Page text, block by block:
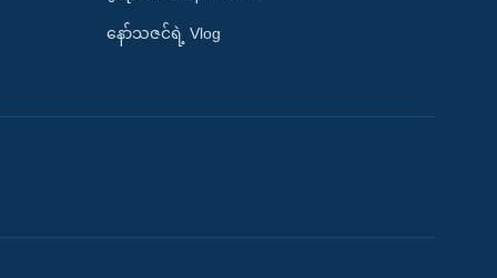
နော်သဇင်ရဲ့ Vlog